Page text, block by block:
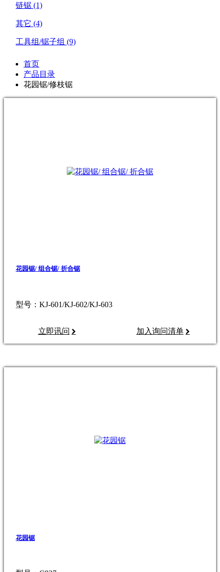
链锯 (1)
其它 (4)
工具组/锯子组 (9)
首页
产品目录
花园锯/修枝锯
花园锯/ 组合锯/ 折合锯
型号：KJ-601/KJ-602/KJ-603
立即讯问 加入询问清单
花园锯